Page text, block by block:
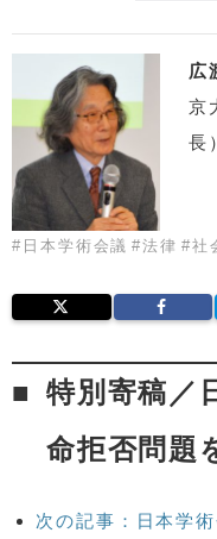
広
京
長
# 日本学術会議 #法律 #社
特別寄稿／
命拒否問題
次の記事：日本学